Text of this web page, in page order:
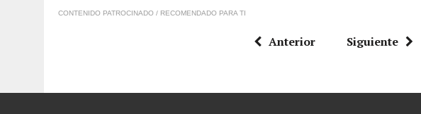
CONTENIDO PATROCINADO / RECOMENDADO PARA TI
Anterior Siguiente